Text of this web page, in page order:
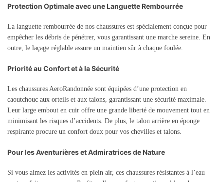
Protection Optimale avec une Languette Rembourrée
La languette rembourrée de nos chaussures est spécialement conçue pour
empêcher les débris de pénétrer, vous garantissant une marche sereine. En
outre, le laçage réglable assure un maintien sûr à chaque foulée.
Priorité au Confort et à la Sécurité
Les chaussures AeroRandonnée sont équipées d’une protection en
caoutchouc aux orteils et aux talons, garantissant une sécurité maximale.
Leur large embout en cuir offre une grande liberté de mouvement tout en
minimisant les risques d’accidents. De plus, le talon arrière en éponge
respirante procure un confort doux pour vos chevilles et talons.
Pour les Aventurières et Admiratrices de Nature
Si vous aimez les activités en plein air, ces chaussures résistantes à l’eau